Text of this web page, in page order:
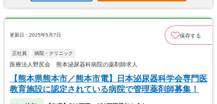
更新日：2025年5月7日 保存する
正社員 病院・クリニック
医療法人野尻会 熊本泌尿器科病院の薬剤師求人
【熊本県熊本市／熊本市電】日本泌尿器科学会専門医
教育施設に認定されている病院で管理薬剤師募集！